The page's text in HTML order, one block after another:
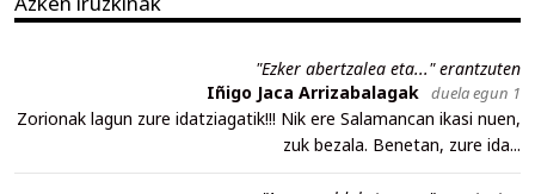
"Ezker abertzalea eta..." erantzuten
Iñigo Jaca Arrizabalagak duela egun 1
Zorionak lagun zure idatziagatik!!! Nik ere Salamancan ikasi nuen,
zuk bezala. Benetan, zure ida...